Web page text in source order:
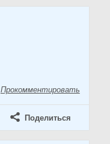
Прокомментировать
Поделиться